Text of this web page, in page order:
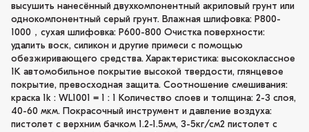
высушить нанесённый двухкомпонентный акриловый грунт или
однокомпонентный серый грунт. Влажная шлифовка: P800-
1000，сухая шлифовка: P600-800 Очистка поверхности:
удалить воск, силикон и другие примеси с помощью
обезжиривающего средства. Характеристика: высококлассное
1K автомобильное покрытие высокой твердости, глянцевое
покрытие, превосходная защита. Соотношение смешивания:
краска 1k : WL1001 = 1 : 1 Количество слоев и толщина: 2-3 слоя,
40-60 мкм. Покрасочный инструмент и давление воздуха:
пистолет с верхним бачком 1.2-1.5мм, 3-5кг/см2 пистолет с